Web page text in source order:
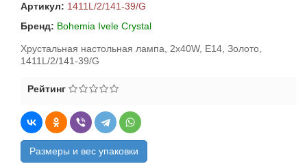
Артикул: 1411L/2/141-39/G
Бренд: Bohemia Ivele Crystal
Хрустальная настольная лампа, 2x40W, E14, Золото,
1411L/2/141-39/G
Рейтинг
Размеры и вес упаковки